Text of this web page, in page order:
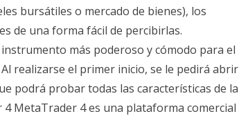
bursátiles o mercado de bienes), los
de una forma fácil de percibirlas.
más poderoso y cómodo para el
realizarse el primer inicio, se le pedirá abrir
podrá probar todas las características de la
MetaTrader 4 es una plataforma comercial